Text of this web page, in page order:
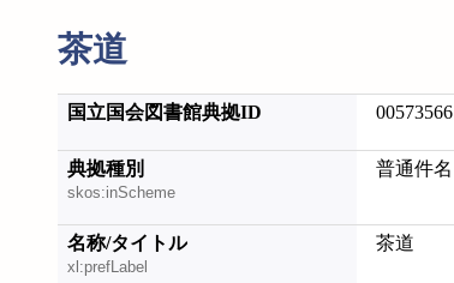
茶道
国立国会図書館典拠ID 00573566
典拠種別
skos:inScheme
普通件名
名称/タイトル
xl:prefLabel
茶道